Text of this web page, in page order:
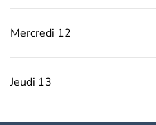
Mercredi 12
Jeudi 13